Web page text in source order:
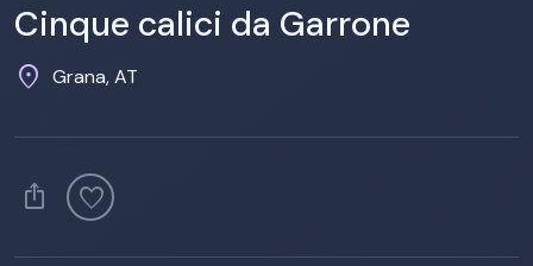
Cinque calici da Garrone
location_on Grana, AT
ios_share favorite